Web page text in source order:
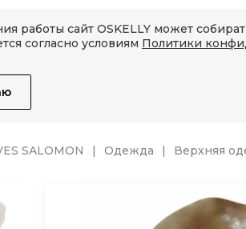
работы сайт OSKELLY может
согласно условиям Политики
SALOMON Одежда Верхняя